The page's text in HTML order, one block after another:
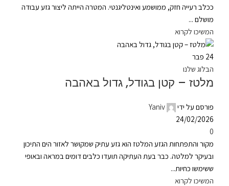
ככלב רעייה חזק, ממושמע ואינטליגנטי. המטרה הייתה ליצור גזע עבודה
מושלם ...
המשיכו לקרוא
24 פבר
הבלוג שלנו
מלטז – קטן בגודל, גדול באהבה
פורסם על ידי
Yaniv
24/02/2026
0
מקור והתפתחות הגזע המלטז הוא גזע עתיק שמקושר לאזור הים התיכון
ובעיקר למלטה. כבר בעת העתיקה תועדו כלבים דומים במראה ובאופי
ששימשו כחיות...
המשיכו לקרוא